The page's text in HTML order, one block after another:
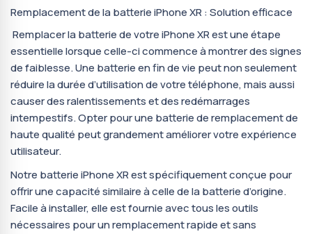
Remplacement de la batterie iPhone XR : Solution efficace
Remplacer la batterie de votre iPhone XR est une étape
essentielle lorsque celle-ci commence à montrer des signes
de faiblesse. Une batterie en fin de vie peut non seulement
réduire la durée d’utilisation de votre téléphone, mais aussi
causer des ralentissements et des redémarrages
intempestifs. Opter pour une batterie de remplacement de
haute qualité peut grandement améliorer votre expérience
utilisateur.
Notre batterie iPhone XR est spécifiquement conçue pour
offrir une capacité similaire à celle de la batterie d’origine.
Facile à installer, elle est fournie avec tous les outils
nécessaires pour un remplacement rapide et sans